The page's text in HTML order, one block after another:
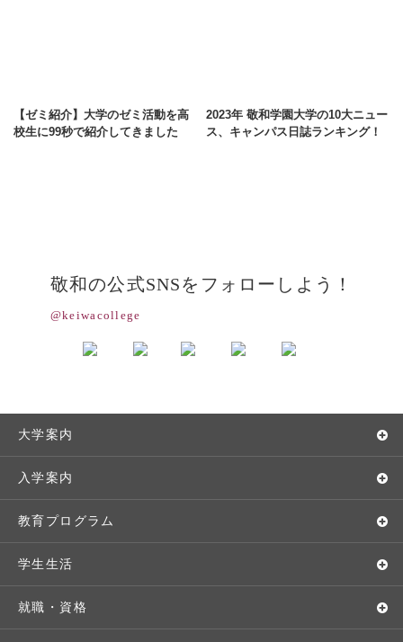
【ゼミ紹介】大学のゼミ活動を高
校生に99秒で紹介してきました
2023年 敬和学園大学の10大ニュー
ス、キャンパス日誌ランキング！
敬和の公式SNSをフォローしよう！
@keiwacollege
大学案内
敬和学園大学とは
学長メッセージ
教育理念・方針・取り組み
キャンパス・施設設備
入学案内
入学者選抜
オープンキャンパス
Webオープンキャンパス
教育プログラム
学部・学科
地域実践
学生生活
キャンパスライフ
就職・資格